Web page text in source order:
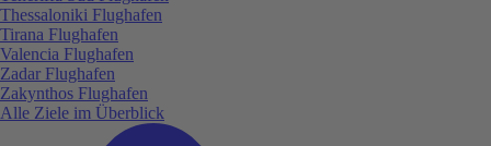
Thessaloniki Flughafen
Tirana Flughafen
Valencia Flughafen
Zadar Flughafen
Zakynthos Flughafen
Alle Ziele im Überblick